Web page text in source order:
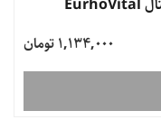
1,134,000 تومان